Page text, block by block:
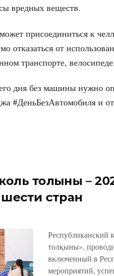
вредных веществ.
присоединиться к
отказаться от
транспорте,
дня без машины нужно
#ДеньБезАвтомобиля и
толқыны –
стран
Республиканский
толқыны»,
включенный в
мероприятий,